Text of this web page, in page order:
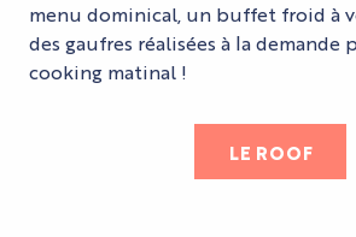
menu dominical, un buffet froid à
des gaufres réalisées à la demande
cooking matinal !
LE ROOF